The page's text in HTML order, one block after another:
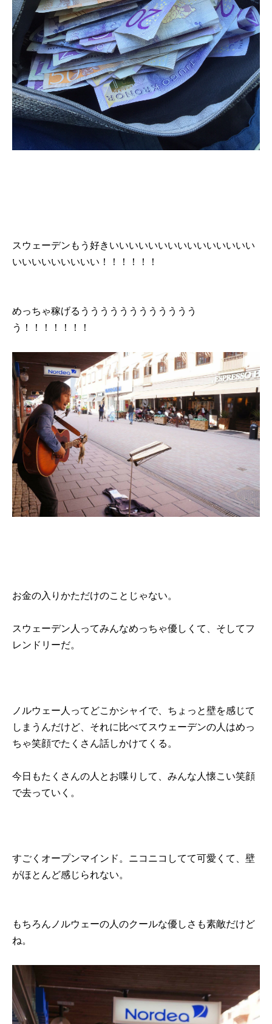
スウェーデンもう好きいいいいいいいいいいいいいいい
いいいいいいいいい！！！！！！
めっちゃ稼げるうううううううううううう
う！！！！！！！
お金の入りかただけのことじゃない。
スウェーデン人ってみんなめっちゃ優しくて、そしてフ
レンドリーだ。
ノルウェー人ってどこかシャイで、ちょっと壁を感じて
しまうんだけど、それに比べてスウェーデンの人はめっ
ちゃ笑顔でたくさん話しかけてくる。
今日もたくさんの人とお喋りして、みんな人懐こい笑顔
で去っていく。
すごくオープンマインド。ニコニコしてて可愛くて、壁
がほとんど感じられない。
もちろんノルウェーの人のクールな優しさも素敵だけど
ね。